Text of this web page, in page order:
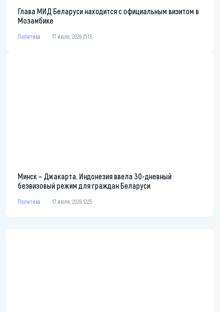
Глава МИД Беларуси находится с официальным визитом в
Мозамбике
Политика 17 июля, 2026 21:15
Минск – Джакарта. Индонезия ввела 30-дневный
безвизовый режим для граждан Беларуси
Политика 17 июля, 2026 12:25